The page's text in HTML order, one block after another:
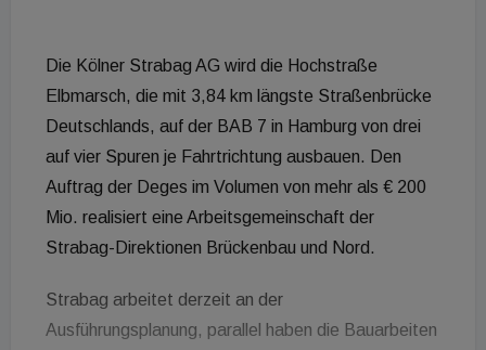
Die Kölner Strabag AG wird die Hochstraße
Elbmarsch, die mit 3,84 km längste Straßenbrücke
Deutschlands, auf der BAB 7 in Hamburg von drei
auf vier Spuren je Fahrtrichtung ausbauen. Den
Auftrag der Deges im Volumen von mehr als € 200
Mio. realisiert eine Arbeitsgemeinschaft der
Strabag-Direktionen Brückenbau und Nord.
Strabag arbeitet derzeit an der
Ausführungsplanung, parallel haben die Bauarbeiten